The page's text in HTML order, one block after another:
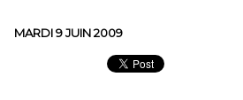
MARDI 9 JUIN 2009